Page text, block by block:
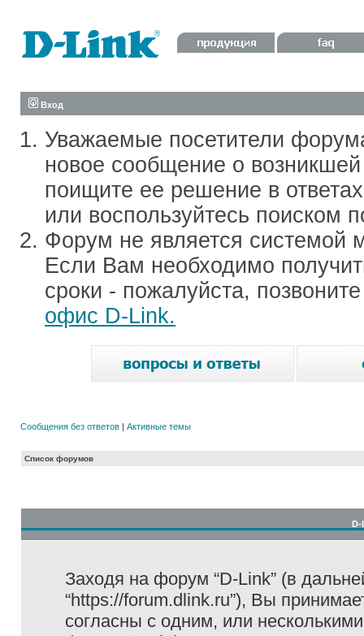
Вход
Уважаемые посетители
новое сообщение о
поищите ее решение в
или воспользуйтесь поиском
Форум не является системой
Если Вам необходимо
сроки - пожалуйста,
офис D-Link.
Сообщения без ответов | Активные темы
Список форумов
D-
Заходя на форум “D-Link” (в
“https://forum.dlink.ru”), Вы
согласны с одним, или